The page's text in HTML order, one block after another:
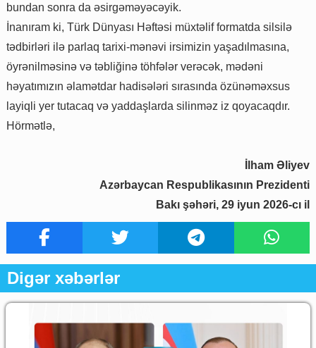
bundan sonra da əsirgəməyəcəyik.
İnanıram ki, Türk Dünyası Həftəsi müxtəlif formatda silsilə
tədbirləri ilə parlaq tarixi-mənəvi irsimizin yaşadılmasına,
öyrənilməsinə və təbliğinə töhfələr verəcək, mədəni
həyatımızın əlamətdar hadisələri sırasında özünəməxsus
layiqli yer tutacaq və yaddaşlarda silinməz iz qoyacaqdır.
Hörmətlə,
İlham Əliyev
Azərbaycan Respublikasının Prezidenti
Bakı şəhəri, 29 iyun 2026-cı il
Digər xəbərlər